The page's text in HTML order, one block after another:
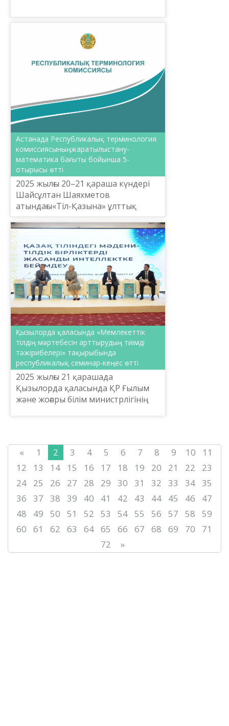
Астанада Республикалық терминология
комиссиясыныңжаратылыстану-
математика бағыты бойынша 5-
отырысы өтті
2025 жылғы 20–21 қараша күндері
Шайсұлтан Шаяхметов
атындағы«Тіл-Қазына» ұлттық
ұйымдастыруымен Республикалық
терминология комиссиясының
(жараты...
Қызылорда қаласында «Мемлекеттік
тілдің мәртебесін арттырудың тиімді
тәжірибелері» тақырыбында
республикалық семинар-кеңес өтті
2025 жылғы 21 қарашада
Қызылорда қаласында ҚР Ғылым
және жоғары білім министрлігінің
тиімді т...
« 1 2 3 4 5 6 7 8 9 10
11
12
13 14 15 16 17 18 19 20 21 22
23
24
25 26 27 28 29 30 31 32 33 34 35
36
37 38 39 40 41 42 43 44 45 46
47
48
49 50 51 52 53 54 55 56 57 58
59
60
61 62 63 64 65 66 67 68 69 70
71
72
»